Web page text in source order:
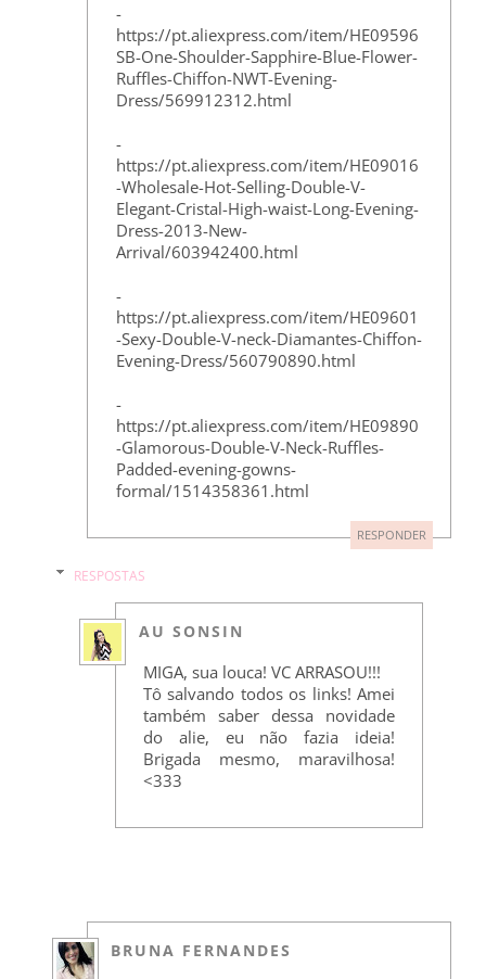
-
https://pt.aliexpress.com/item/HE09596
SB-One-Shoulder-Sapphire-Blue-Flower-
Ruffles-Chiffon-NWT-Evening-
Dress/569912312.html
-
https://pt.aliexpress.com/item/HE09016
-Wholesale-Hot-Selling-Double-V-
Elegant-Cristal-High-waist-Long-Evening-
Dress-2013-New-
Arrival/603942400.html
-
https://pt.aliexpress.com/item/HE09601
-Sexy-Double-V-neck-Diamantes-Chiffon-
Evening-Dress/560790890.html
-
https://pt.aliexpress.com/item/HE09890
-Glamorous-Double-V-Neck-Ruffles-
Padded-evening-gowns-
formal/1514358361.html
RESPONDER
RESPOSTAS
AU SONSIN
MIGA, sua louca! VC ARRASOU!!!
Tô salvando todos os links! Amei
também saber dessa novidade
do alie, eu não fazia ideia!
Brigada mesmo, maravilhosa!
<333
BRUNA FERNANDES